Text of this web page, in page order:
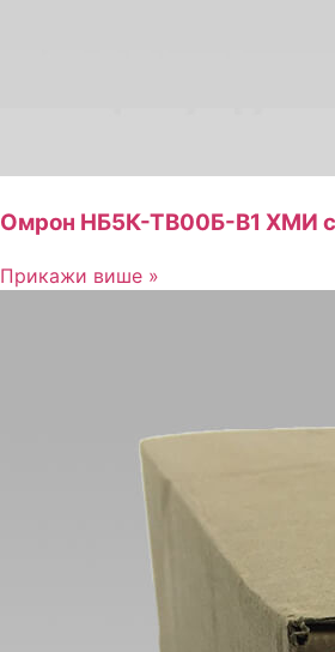
Омрон НБ5К-ТВ00Б-В1 ХМИ
Прикажи више »